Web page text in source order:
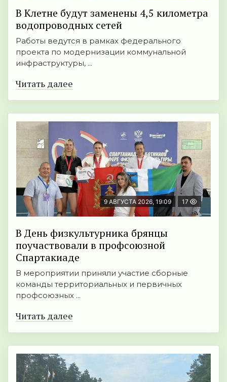
В Клетне будут заменены 4,5 километра
водопроводных сетей
Работы ведутся в рамках федерального
проекта по модернизации коммунальной
инфраструктуры, ...
Читать далее
9 АВГУСТА 2026, 19:09 17
В День физкультурника брянцы
поучаствовали в профсоюзной
Спартакиаде
В мероприятии приняли участие сборные
команды территориальных и первичных
профсоюзных ...
Читать далее